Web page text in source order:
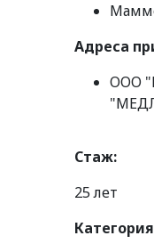
Адреса
ООО
Стаж:
25 лет